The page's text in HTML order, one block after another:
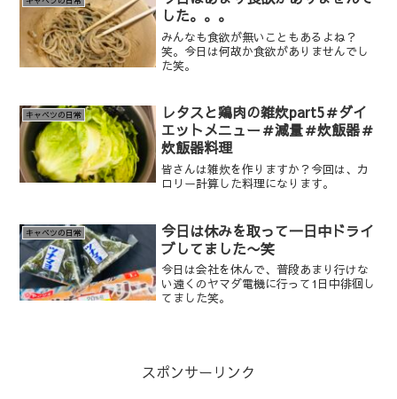
した。。。
みんなも食欲が無いこともあるよね？
笑。今日は何故か食欲がありませんでし
た笑。
キャベツの日常
レタスと鶏肉の雑炊part5＃ダイ
エットメニュー＃減量＃炊飯器＃
炊飯器料理
皆さんは雑炊を作りますか？今回は、カ
ロリー計算した料理になります。
キャベツの日常
今日は休みを取って一日中ドライ
ブしてました〜笑
今日は会社を休んで、普段あまり行けな
い遠くのヤマダ電機に行って1日中徘徊し
てました笑。
スポンサーリンク